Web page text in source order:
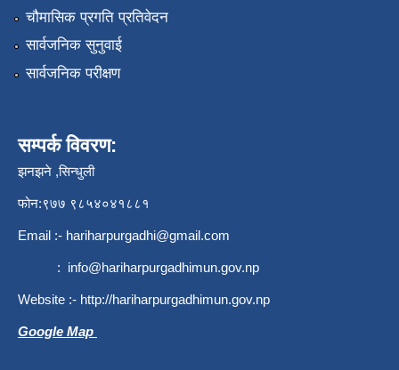
चौमासिक प्रगति प्रतिवेदन
सार्वजनिक सुनुवाई
सार्वजनिक परीक्षण
सम्पर्क विवरण:
झनझने ,सिन्धुली
फोन:९७७ ९८५४०४१८८१
Email :- hariharpurgadhi@gmail.com
: info@hariharpurgadhimun.gov.np
Website :- http://hariharpurgadhimun.gov.np
Google Map